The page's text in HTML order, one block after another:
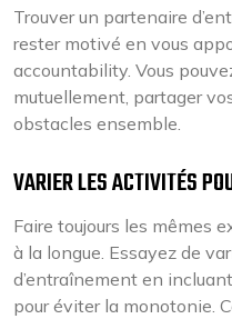
Trouver un partenaire
rester motivé en vous
accountability. Vous
mutuellement, partager
obstacles ensemble.
VARIER LES ACTIVITÉS
Faire toujours les mêmes
à la longue. Essayez de
d’entraînement en
pour éviter la monotonie.